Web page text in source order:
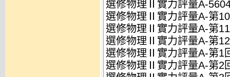
選修物理Ⅱ實力評量A-
選修物理Ⅱ實力評量A-第
選修物理Ⅱ實力評量A-第
選修物理Ⅱ實力評量A-第
選修物理Ⅱ實力評量A-第1
選修物理Ⅱ實力評量A-第2